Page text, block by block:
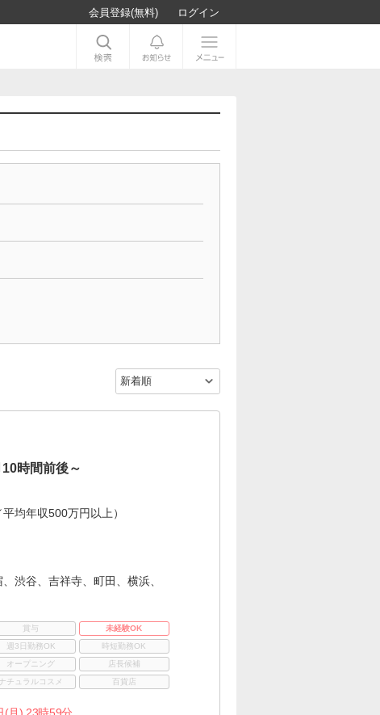
会員登録(無料) ログイン
時間前後～
均年収500万円以上）
渋谷、吉祥寺、町田、横浜、
賞与
未経験OK
週3日勤務OK
時短勤務OK
オープニング
店長候補
ナチュラルコスメ 百貨店